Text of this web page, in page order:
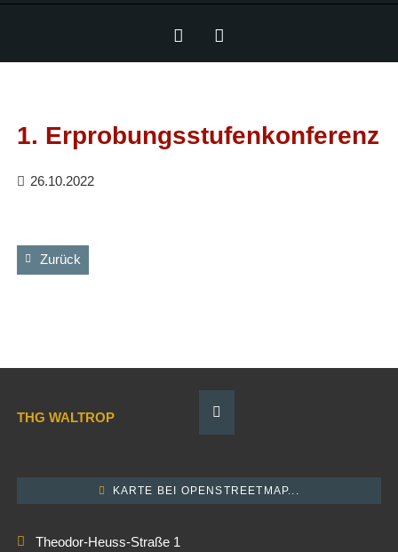
Feed
1. Erprobungsstufenkonferenz
26.10.2022
Zurück
THG WALTROP
KARTE BEI OPENSTREETMAP...
Theodor-Heuss-Straße 1